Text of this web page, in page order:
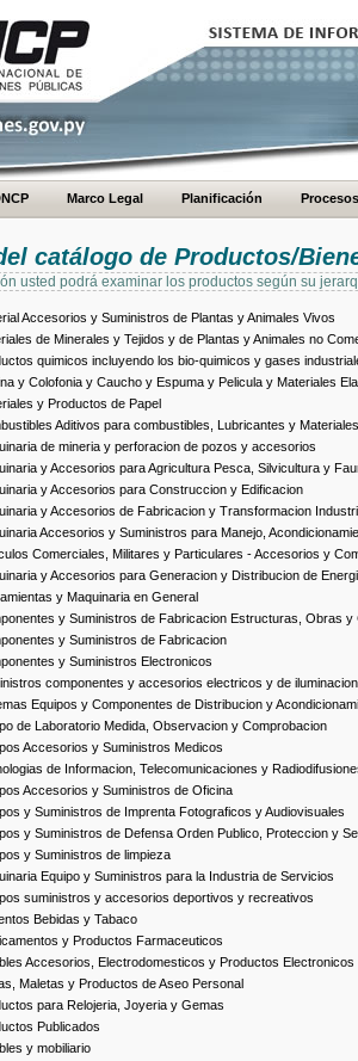
Marco Legal Planificación Procesos
catálogo de Productos/
usted podrá examinar los productos según su
Accesorios y Suministros de Plantas y Animales Vivos
de Minerales y Tejidos y de Plantas y Animales no
quimicos incluyendo los bio-quimicos y gases
y Colofonia y Caucho y Espuma y Pelicula y Materiales
y Productos de Papel
Aditivos para combustibles, Lubricantes y
de mineria y perforacion de pozos y accesorios
y Accesorios para Agricultura Pesca, Silvicultura y
y Accesorios para Construccion y Edificacion
y Accesorios de Fabricacion y Transformacion
Accesorios y Suministros para Manejo,
Comerciales, Militares y Particulares - Accesorios y
y Accesorios para Generacion y Distribucion de
y Maquinaria en General
y Suministros de Fabricacion Estructuras, Obras
y Suministros de Fabricacion
y Suministros Electronicos
componentes y accesorios electricos y de iluminacion
Equipos y Componentes de Distribucion y
de Laboratorio Medida, Observacion y Comprobacion
Accesorios y Suministros Medicos
de Informacion, Telecomunicaciones y
Accesorios y Suministros de Oficina
y Suministros de Imprenta Fotograficos y Audiovisuales
y Suministros de Defensa Orden Publico, Proteccion y
y Suministros de limpieza
Equipo y Suministros para la Industria de Servicios
suministros y accesorios deportivos y recreativos
Bebidas y Tabaco
y Productos Farmaceuticos
Accesorios, Electrodomesticos y Productos Electronicos
Maletas y Productos de Aseo Personal
para Relojeria, Joyeria y Gemas
Publicados
y mobiliario